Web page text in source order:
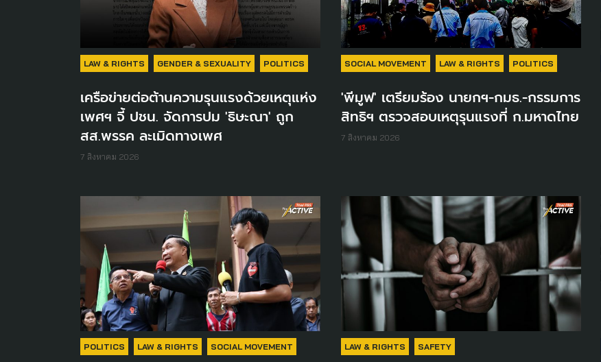
LAW & RIGHTS GENDER & SEXUALITY POLITICS
เครือข่ายต่อต้านความรุนแรงด้วยเหตุแห่ง
เพศฯ จี้ ปชน. จัดการปม 'ธิษะณา' ถูก
สส.พรรค ละเมิดทางเพศ
7 สิงหาคม 2026
SOCIAL MOVEMENT LAW & RIGHTS POLITICS
'พีมูฟ' เตรียมร้อง นายกฯ-กมธ.-กรรมการ
สิทธิฯ ตรวจสอบเหตุรุนแรงที่ ก.มหาดไทย
7 สิงหาคม 2026
POLITICS LAW & RIGHTS SOCIAL MOVEMENT LAW & RIGHTS SAFETY